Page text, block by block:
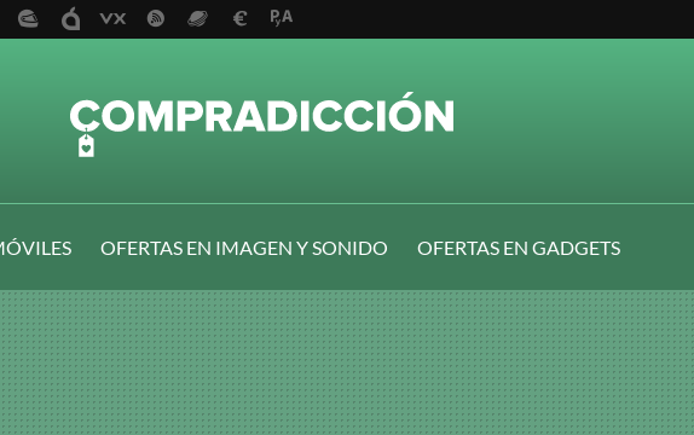
OFERTAS EN IMAGEN Y SONIDO
OFERTAS EN GADGETS